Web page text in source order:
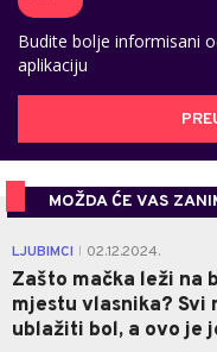
Budite bolje informisani
aplikaciju
MOŽDA ĆE VAS
LJUBIMCI 02.12.2024.
Zašto mačka leži na
mjestu vlasnika? Svi
ublažiti bol, a ovo je